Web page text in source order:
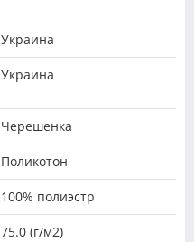
Украина
Украина
Черешенка
Поликотон
100% полиэстр
75.0 (г/м2)